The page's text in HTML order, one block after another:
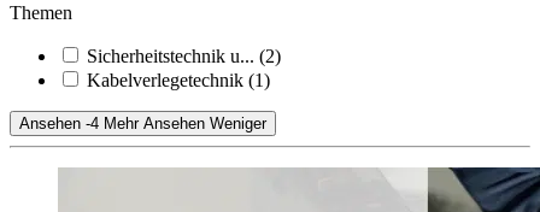
Themen
Sicherheitstechnik u... (2)
Kabelverlegetechnik (1)
Ansehen -4 Mehr Ansehen Weniger